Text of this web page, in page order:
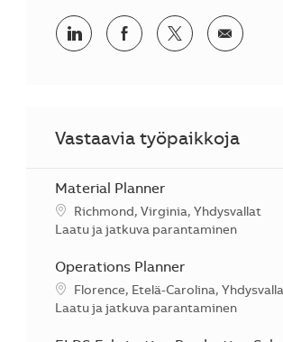
Jaa LinkedInissäJaa Facebookissa
Jaa Twitterissä
Jaa
Vastaavia työpaikkoja
Material Planner
SijaintiRichmond, Virginia, Yhdysvallat
Kategoria
Laatu ja jatkuva parantaminen
Operations Planner
SijaintiFlorence, Etelä-Carolina,
Kategoria
Laatu ja jatkuva parantaminen